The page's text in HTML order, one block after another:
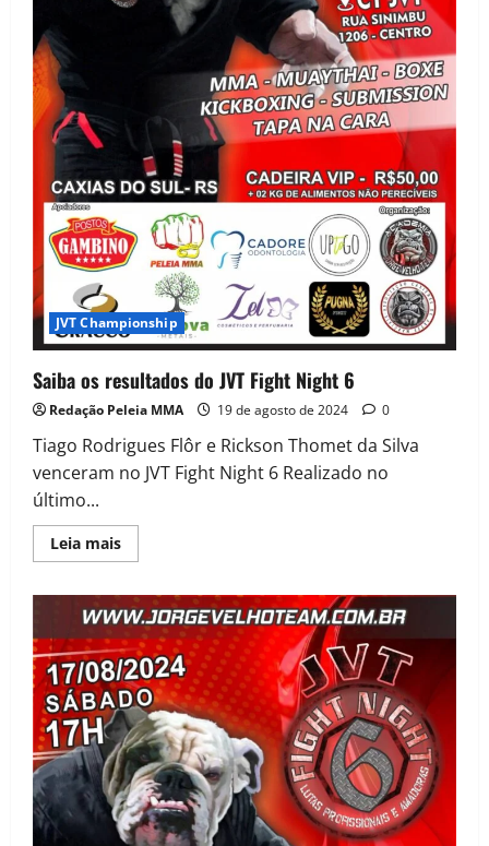
JVT Championship
Saiba os resultados do JVT Fight Night 6
Redação Peleia MMA 19 de agosto de 2024 0
Tiago Rodrigues Flôr e Rickson Thomet da Silva
venceram no JVT Fight Night 6 Realizado no
último...
Leia mais